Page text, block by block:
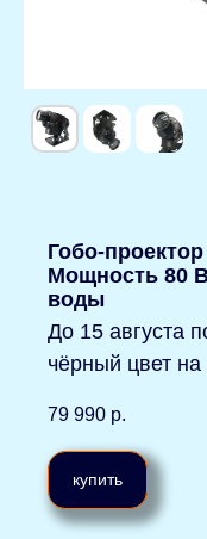
Гобо-
Мощность 80
воды
До 15 августа
чёрный цвет
79 990 р.
купить